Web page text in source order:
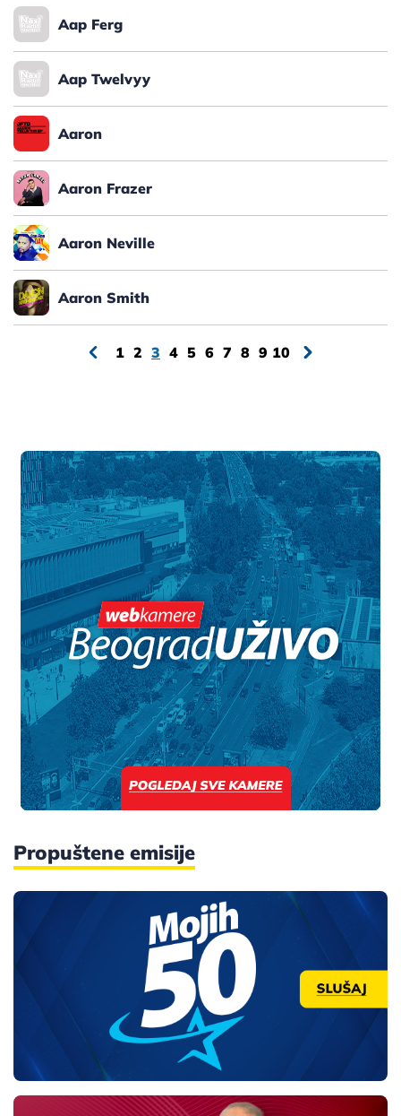
Aap Ferg
Aap Twelvyy
Aaron
Aaron Frazer
Aaron Neville
Aaron Smith
1 2 3 4 5 6 7 8 9 10
Propuštene emisije